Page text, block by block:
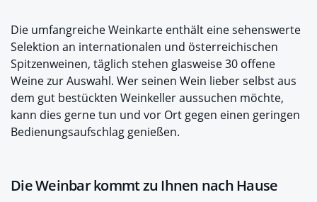
Die umfangreiche Weinkarte enthält eine sehenswerte
Selektion an internationalen und österreichischen
Spitzenweinen, täglich stehen glasweise 30 offene
Weine zur Auswahl. Wer seinen Wein lieber selbst aus
dem gut bestückten Weinkeller aussuchen möchte,
kann dies gerne tun und vor Ort gegen einen geringen
Bedienungsaufschlag genießen.
Die Weinbar kommt zu Ihnen nach Hause